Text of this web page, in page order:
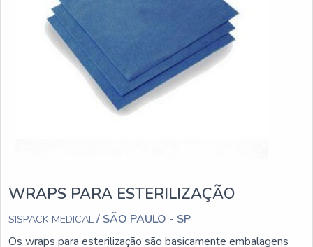
WRAPS PARA ESTERILIZAÇÃO
SISPACK MEDICAL / SÃO PAULO - SP
Os wraps para esterilização são basicamente embalagens